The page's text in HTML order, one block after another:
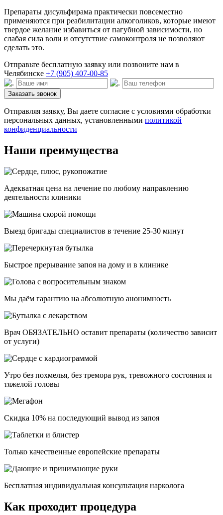
Препараты дисульфирама практически повсеместно
применяются при реабилитации алкоголиков, которые имеют
твердое желание избавиться от пагубной зависимости, но
слабая сила воли и отсутствие самоконтроля не позволяют
сделать это.
Отправьте бесплатную заявку или позвоните нам в
Челябинске +7 (905) 407-00-85
Заказать звонок
Отправляя заявку, Вы даете согласие с условиями обработки
персональных данных, установленными политикой
конфиденциальности
Наши преимущества
Адекватная цена на лечение по любому направлению
деятельности клиники
Выезд бригады специалистов в течение 25-30 минут
Быстрое прерывание запоя на дому и в клинике
Мы даём гарантию на абсолютную анонимность
Врач ОБЯЗАТЕЛЬНО оставит препараты (количество зависит
от услуги)
Утро без похмелья, без тремора рук, тревожного состояния и
тяжелой головы
Скидка 10% на последующий вывод из запоя
Только качественные европейские препараты
Бесплатная индивидуальная консультация нарколога
Как проходит процедура